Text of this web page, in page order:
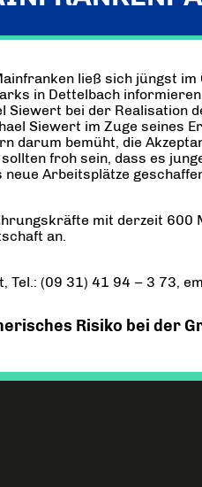
ließ sich jüngst im
in Dettelbach
bei der Realisation
Siewert im Zuge seines
darum bemüht, die
froh sein, dass es
Arbeitsplätze
mit derzeit 600
an.
(09 31) 41 94 – 3 73,
Risiko bei der